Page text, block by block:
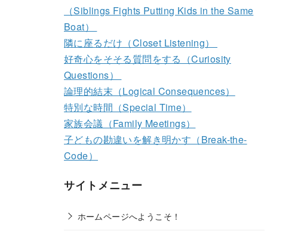
（Siblings Fights Putting Kids in the Same
Boat）
隣に座るだけ（Closet Listening）
好奇心をそそる質問をする（Curiosity
Questions）
論理的結末（Logical Consequences）
特別な時間（Special Time）
家族会議（Family Meetings）
子どもの勘違いを解き明かす（Break-the-
Code）
サイトメニュー
ホームページへようこそ！